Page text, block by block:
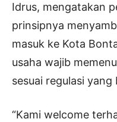
Idrus, mengatakan
prinsipnya
masuk ke Kota
usaha wajib
sesuai regulasi yang
“Kami welcome